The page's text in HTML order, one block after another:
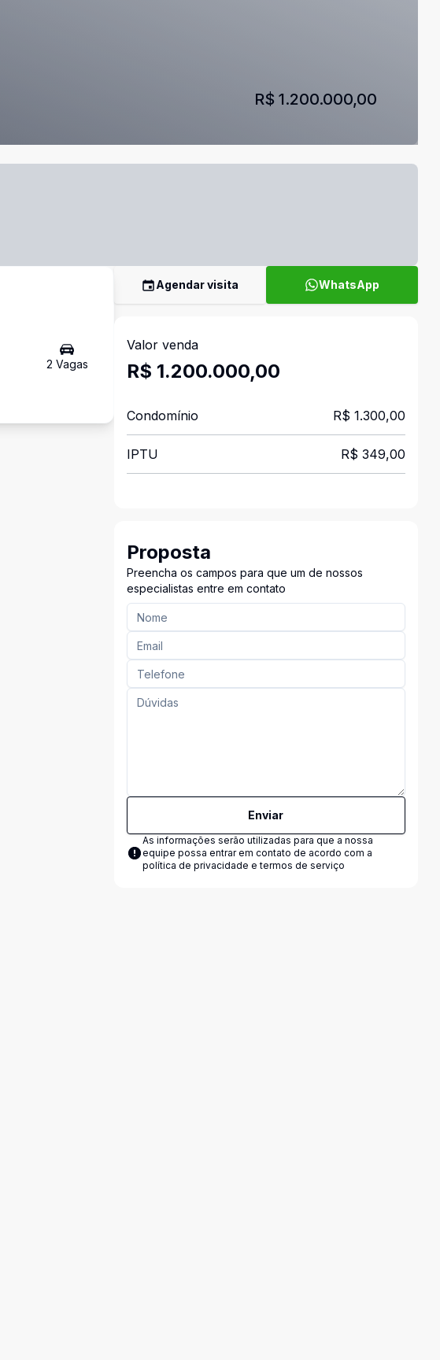
R$ 1.200.000,00
2 Vagas
Agendar visita WhatsApp
Valor venda
R$ 1.200.000,00
Condomínio R$ 1.300,00
IPTU R$ 349,00
Proposta
Preencha os campos para que um de nossos
especialistas entre em contato
Enviar
As informações serão utilizadas para que a nossa
equipe possa entrar em contato de acordo com a
política de privacidade e termos de serviço